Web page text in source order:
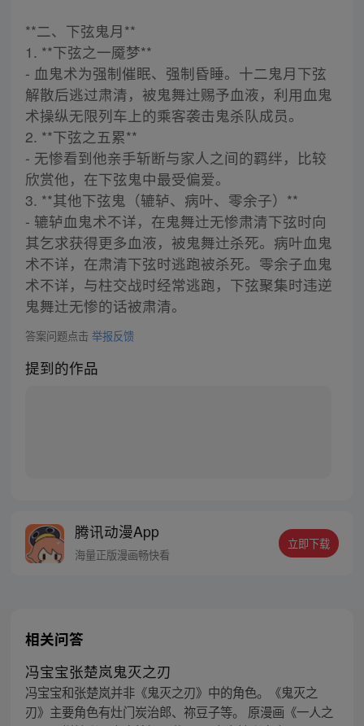
**二、下弦鬼月**
1. **下弦之一魇梦**
- 血鬼术为强制催眠、强制昏睡。十二鬼月下弦
解散后逃过肃清，被鬼舞辻赐予血液，利用血鬼
术操纵无限列车上的乘客袭击鬼杀队成员。
2. **下弦之五累**
- 无惨看到他亲手斩断与家人之间的羁绊，比较
欣赏他，在下弦鬼中最受偏爱。
3. **其他下弦鬼（辘轳、病叶、零余子）**
- 辘轳血鬼术不详，在鬼舞辻无惨肃清下弦时向
其乞求获得更多血液，被鬼舞辻杀死。病叶血鬼
术不详，在肃清下弦时逃跑被杀死。零余子血鬼
术不详，与柱交战时经常逃跑，下弦聚集时违逆
鬼舞辻无惨的话被肃清。
答案问题点击 举报反馈
提到的作品
腾讯动漫App
海量正版漫画畅快看
立即下载
相关问答
冯宝宝张楚岚鬼灭之刃
冯宝宝和张楚岚并非《鬼灭之刃》中的角色。《鬼灭之
刃》主要角色有灶门炭治郎、祢豆子等。 原漫画《一人之